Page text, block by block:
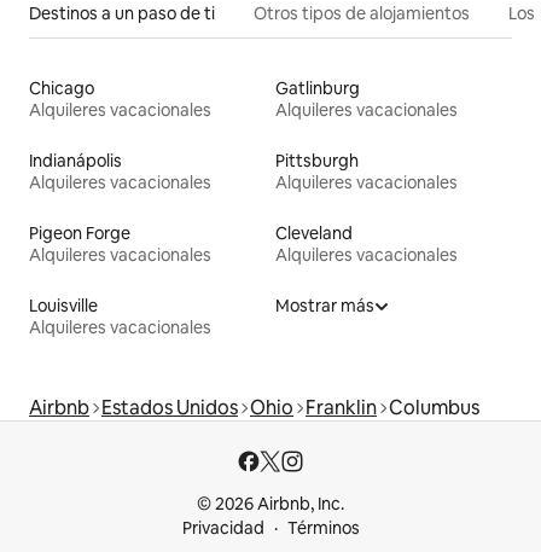
Destinos a un paso de ti Otros tipos de alojamientos
Chicago
Alquileres vacacionales
Gatlinburg
Alquileres vacacionales
Indianápolis
Alquileres vacacionales
Pittsburgh
Alquileres vacacionales
Pigeon Forge
Alquileres vacacionales
Cleveland
Alquileres vacacionales
Louisville
Alquileres vacacionales
Mostrar más
Airbnb Estados Unidos Ohio Franklin Columbus
© 2026 Airbnb, Inc.
Privacidad
Términos